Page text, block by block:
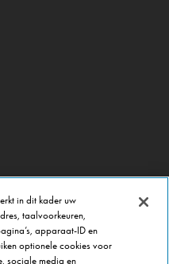
in dit kader uw
taalvoorkeuren,
apparaat-ID en
optionele cookies voor
sociale media en